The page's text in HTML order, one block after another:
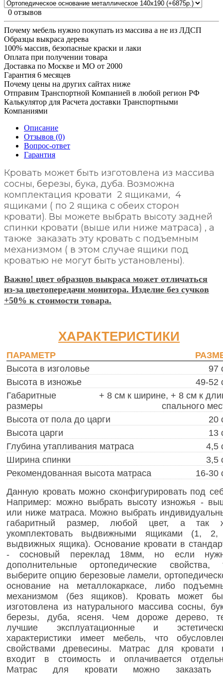
0 отзывов
Почему мебель нужно покупать из массива а не из ЛДСП
Образцы выкраса дерева
100% массив, безопасные краски и лаки
Оплата при получении товара
Доставка по Москве и МО от 2000
Гарантия 6 месяцев
Почему цены на других сайтах ниже
Отправим Транспортной Компанией в любой регион РФ
Калькулятор для Расчета доставки Транспортными
Компаниями
Описание
Отзывов (0)
Вопрос-ответ
Гарантия
Кровать может быть изготовлена из массива
сосны, березы, бука, дуба. Возможна
комплектация кровати 2 ящиками, 4
ящиками ( по 2 ящика с обеих сторон
кровати). Вы можете выбрать высоту задней
спинки кровати (выше или ниже матраса) , а
также заказать эту кровать с подъемным
механизмом ( в этом случае ящики под
кроватью не могут быть установлены).
Важно! цвет образцов выкраса может отличаться
из-за цветопередачи монитора. Изделие без сучков
+50% к стоимости товара.
ХАРАКТЕРИСТИКИ
ПАРАМЕТР
Высота в изголовье
97
Высота в изножье
49-52
Габаритные
размеры
+ 8 см к ширине, + 8 см к
спального
Высота от пола до царги
20
Высота царги
13
Глубина утапливания матраса
4,5
Ширина спинки
3,5
Рекомендованная высота матраса
16-30
Данную кровать можно сконфигурировать под
Например: можно выбрать высоту изножья -
или ниже матраса. Можно выбрать
габаритный размер, любой цвет, а так
укомплектовать выдвижными ящиками (1,
выдвижных ящика). Основание кровати в
- сосновый переклад 18мм, но если
дополнительные ортопедические свойства,
выберите опцию березовые ламели,
основание на металлокаркасе, либо
механизмом (без ящиков). Кровать может
изготовлена из натурального массива сосны,
березы, дуба, ясеня. Чем дороже дерево,
лучшие эксплуатационные и
характеристики имеет мебель, что
свойствами древесины. Матрас для кровати
входит в стоимость и оплачивается
Матрас для кровати можно заказать